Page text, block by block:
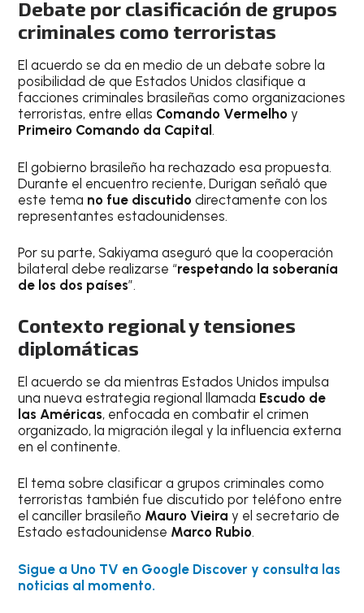
Debate por clasificación de grupos
criminales como terroristas
El acuerdo se da en medio de un debate sobre la
posibilidad de que Estados Unidos clasifique a
facciones criminales brasileñas como organizaciones
terroristas, entre ellas Comando Vermelho y
Primeiro Comando da Capital.
El gobierno brasileño ha rechazado esa propuesta.
Durante el encuentro reciente, Durigan señaló que
este tema no fue discutido directamente con los
representantes estadounidenses.
Por su parte, Sakiyama aseguró que la cooperación
bilateral debe realizarse “respetando la soberanía
de los dos países”.
Contexto regional y tensiones
diplomáticas
El acuerdo se da mientras Estados Unidos impulsa
una nueva estrategia regional llamada Escudo de
las Américas, enfocada en combatir el crimen
organizado, la migración ilegal y la influencia externa
en el continente.
El tema sobre clasificar a grupos criminales como
terroristas también fue discutido por teléfono entre
el canciller brasileño Mauro Vieira y el secretario de
Estado estadounidense Marco Rubio.
Sigue a Uno TV en Google Discover y consulta las
noticias al momento.